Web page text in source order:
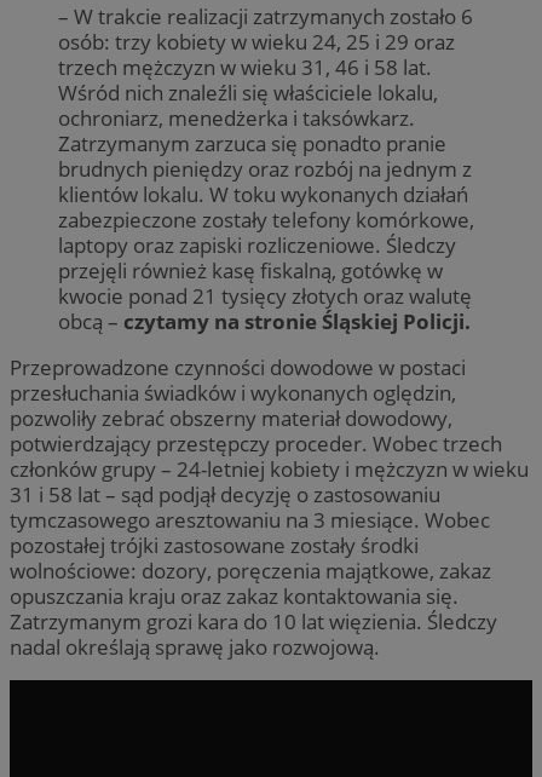
– W trakcie realizacji zatrzymanych zostało 6
osób: trzy kobiety w wieku 24, 25 i 29 oraz
trzech mężczyzn w wieku 31, 46 i 58 lat.
Wśród nich znaleźli się właściciele lokalu,
ochroniarz, menedżerka i taksówkarz.
Zatrzymanym zarzuca się ponadto pranie
brudnych pieniędzy oraz rozbój na jednym z
klientów lokalu. W toku wykonanych działań
zabezpieczone zostały telefony komórkowe,
laptopy oraz zapiski rozliczeniowe. Śledczy
przejęli również kasę fiskalną, gotówkę w
kwocie ponad 21 tysięcy złotych oraz walutę
obcą – czytamy na stronie Śląskiej Policji.
Przeprowadzone czynności dowodowe w postaci
przesłuchania świadków i wykonanych oględzin,
pozwoliły zebrać obszerny materiał dowodowy,
potwierdzający przestępczy proceder. Wobec trzech
członków grupy – 24-letniej kobiety i mężczyzn w wieku
31 i 58 lat – sąd podjął decyzję o zastosowaniu
tymczasowego aresztowaniu na 3 miesiące. Wobec
pozostałej trójki zastosowane zostały środki
wolnościowe: dozory, poręczenia majątkowe, zakaz
opuszczania kraju oraz zakaz kontaktowania się.
Zatrzymanym grozi kara do 10 lat więzienia. Śledczy
nadal określają sprawę jako rozwojową.